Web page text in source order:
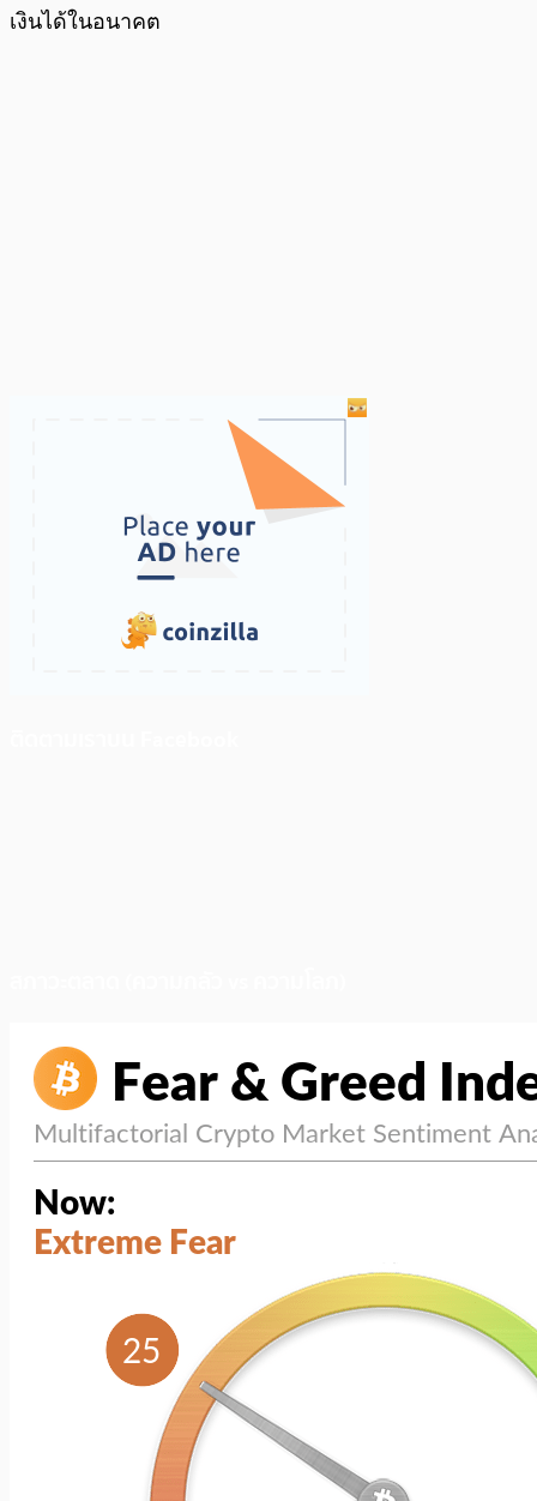
เงินได้ในอนาคต